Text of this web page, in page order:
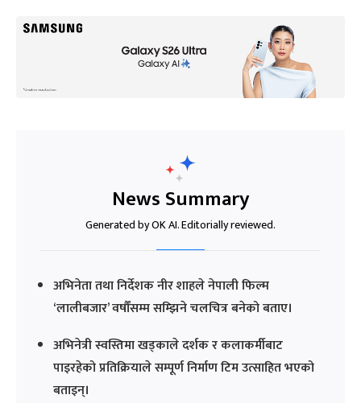
News Summary
Generated by OK AI. Editorially reviewed.
अभिनेता तथा निर्देशक नीर शाहले नेपाली फिल्म
‘लालीबजार’ वर्षौंसम्म सम्झिने चलचित्र बनेको बताए।
अभिनेत्री स्वस्तिमा खड्काले दर्शक र कलाकर्मीबाट
पाइरहेको प्रतिक्रियाले सम्पूर्ण निर्माण टिम उत्साहित भएको
बताइन्।